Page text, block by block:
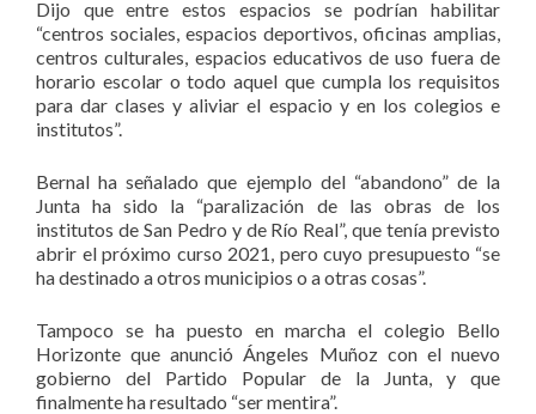
Dijo que entre estos espacios se podrían habilitar
“centros sociales, espacios deportivos, oficinas amplias,
centros culturales, espacios educativos de uso fuera de
horario escolar o todo aquel que cumpla los requisitos
para dar clases y aliviar el espacio y en los colegios e
institutos”.
Bernal ha señalado que ejemplo del “abandono” de la
Junta ha sido la “paralización de las obras de los
institutos de San Pedro y de Río Real”, que tenía previsto
abrir el próximo curso 2021, pero cuyo presupuesto “se
ha destinado a otros municipios o a otras cosas”.
Tampoco se ha puesto en marcha el colegio Bello
Horizonte que anunció Ángeles Muñoz con el nuevo
gobierno del Partido Popular de la Junta, y que
finalmente ha resultado “ser mentira”.